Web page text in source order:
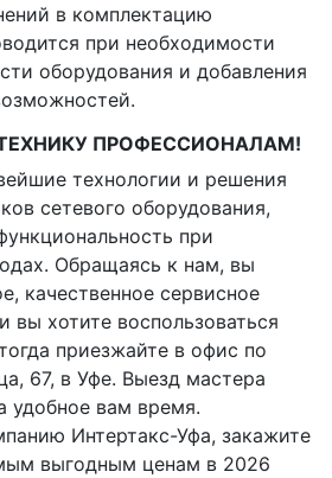
в комплектацию
при необходимости
оборудования и добавления
ПРОФЕССИОНАЛАМ!
технологии и решения
сетевого оборудования,
при
Обращаясь к нам, вы
качественное сервисное
вы хотите воспользоваться
приезжайте в офис по
67, в Уфе. Выезд мастера
удобное вам время.
Интертакс-Уфа, закажите
выгодным ценам в 2026